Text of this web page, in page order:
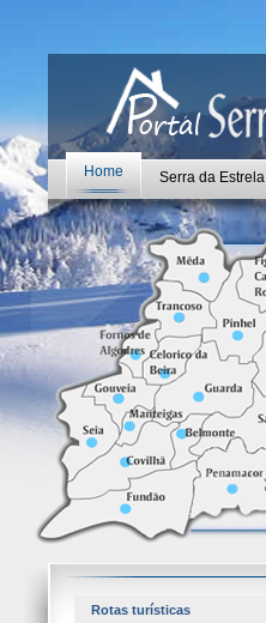
Home Serra da Estrela
Rotas turísticas